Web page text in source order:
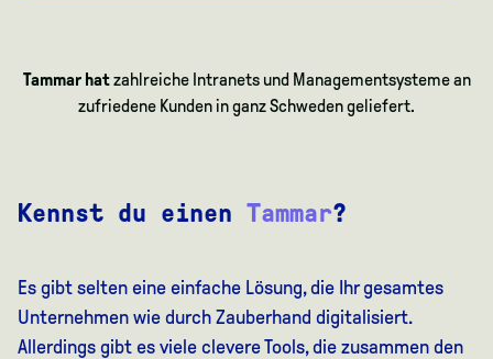
Kennst du einen Tammar?
Es gibt selten eine einfache Lösung, die Ihr gesamtes
Unternehmen wie durch Zauberhand digitalisiert.
Allerdings gibt es viele clevere Tools, die zusammen den
Tammar hatzahlreiche Intranets und Managementsysteme an
zufriedene Kunden in ganz Schweden geliefert.